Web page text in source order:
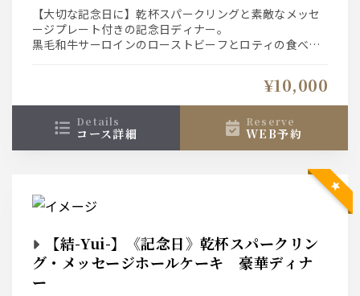
【大切な記念日に】乾杯スパークリングと素敵なメッセ
ージプレート付きの記念日ディナー。
黒毛和牛サーロインのローストビーフとロティの食べ比
大切な人との素敵なお時間を幻想的なアクアリウム空間
でお過ごし下さい。
¥10,000
details
コース詳細
reserve
WEB予約
【結-Yui-】《記念日》乾杯スパークリン
グ・メッセージホールケーキ 豪華ディナ
ー